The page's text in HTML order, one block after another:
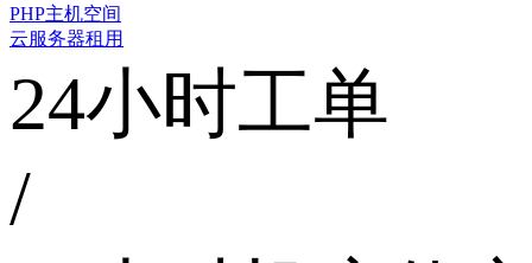
PHP主机空间
云服务器租用
24小时工单
/